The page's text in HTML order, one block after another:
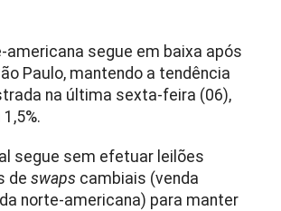
americana segue em baixa após
Paulo, mantendo a tendência
na última sexta-feira (06),
segue sem efetuar leilões
deswaps cambiais (venda
norte-americana) para manter